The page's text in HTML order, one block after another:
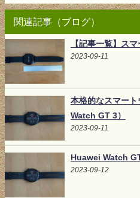
関連記事（ブログ）
【記事一覧】ス
2023-09-11
本格的なスマー
Watch GT 3）
2023-09-11
Huawei Watch
2023-09-12